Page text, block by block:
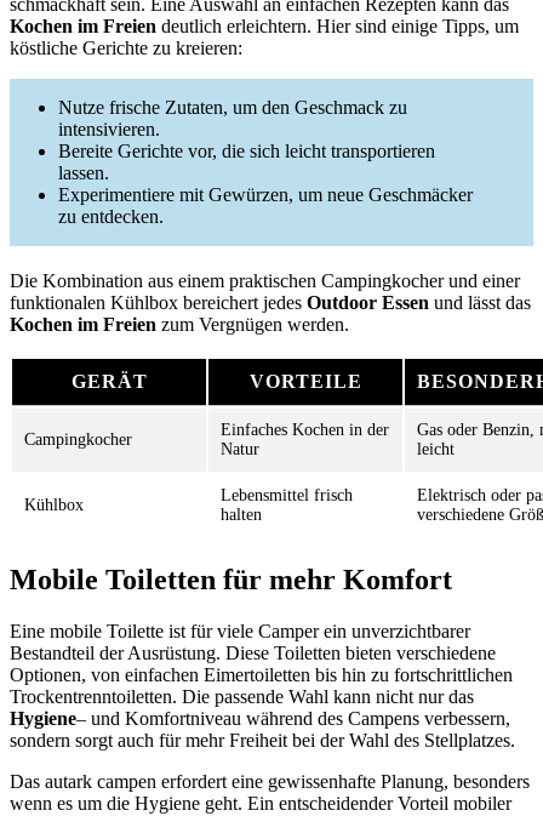
schmackhaft sein. Eine Auswahl an einfachen Rezepten kann das
Kochen im Freien deutlich erleichtern. Hier sind einige Tipps, um
köstliche Gerichte zu kreieren:
Nutze frische Zutaten, um den Geschmack zu
intensivieren.
Bereite Gerichte vor, die sich leicht transportieren
lassen.
Experimentiere mit Gewürzen, um neue Geschmäcker
zu entdecken.
Die Kombination aus einem praktischen Campingkocher und einer
funktionalen Kühlbox bereichert jedes Outdoor Essen und lässt das
Kochen im Freien zum Vergnügen werden.
GERÄT VORTEILE
Campingkocher
Einfaches Kochen in der
Natur
Gas oder Benzin,
leicht
Kühlbox
Lebensmittel frisch
halten
Elektrisch oder
verschiedene
Mobile Toiletten für mehr Komfort
Eine mobile Toilette ist für viele Camper ein unverzichtbarer
Bestandteil der Ausrüstung. Diese Toiletten bieten verschiedene
Optionen, von einfachen Eimertoiletten bis hin zu fortschrittlichen
Trockentrenntoiletten. Die passende Wahl kann nicht nur das
Hygiene– und Komfortniveau während des Campens verbessern,
sondern sorgt auch für mehr Freiheit bei der Wahl des Stellplatzes.
Das autark campen erfordert eine gewissenhafte Planung, besonders
wenn es um die Hygiene geht. Ein entscheidender Vorteil mobiler